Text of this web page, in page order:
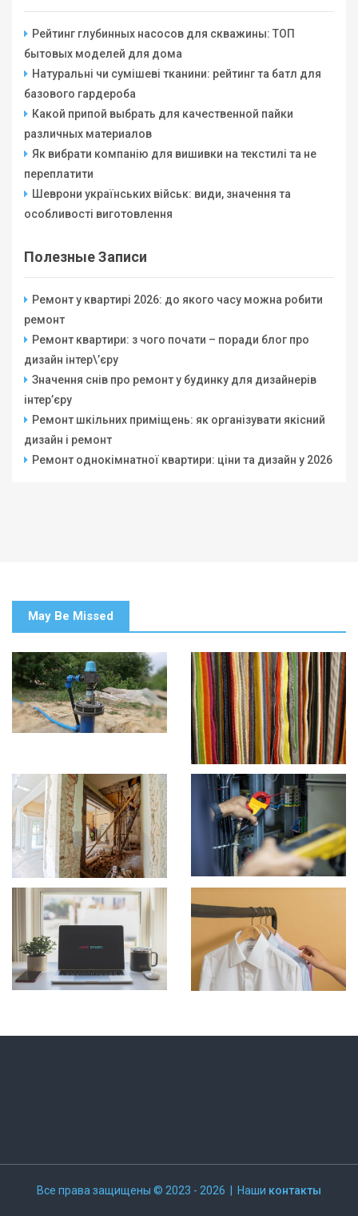
Рейтинг глубинных насосов для скважины: ТОП
бытовых моделей для дома
Натуральні чи сумішеві тканини: рейтинг та батл для
базового гардероба
Какой припой выбрать для качественной пайки
различных материалов
Як вибрати компанію для вишивки на текстилі та не
переплатити
Шеврони українських військ: види, значення та
особливості виготовлення
Полезные Записи
Ремонт у квартирі 2026: до якого часу можна робити
ремонт
Ремонт квартири: з чого почати – поради блог про
дизайн інтер\’єру
Значення снів про ремонт у будинку для дизайнерів
інтер’єру
Ремонт шкільних приміщень: як організувати якісний
дизайн і ремонт
Ремонт однокімнатної квартири: ціни та дизайн у 2026
May Be Missed
Все права защищены © 2023 - 2026 | Наши контакты